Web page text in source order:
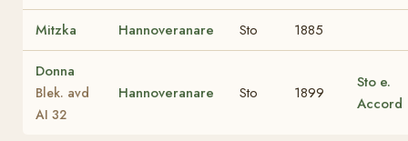
Mitzka Hannoveranare Sto 1885
Donna
Blek. avd
AI 32
Hannoveranare Sto 1899
Sto e.
Accord